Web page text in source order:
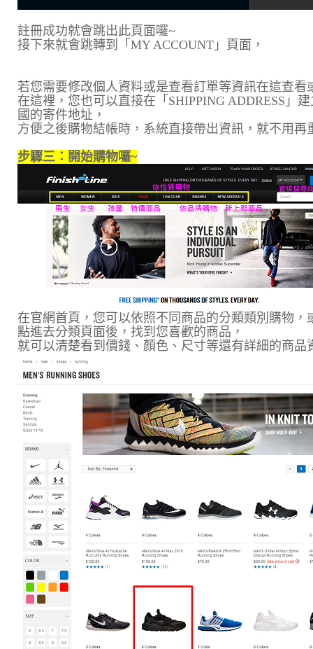
註冊成功就會跳出此頁面囉~
接下來就會跳轉到「MY ACCOUNT」頁面，
若您需要修改個人資料或是查看訂單等資訊在這查看
在這裡，您也可以直接在「SHIPPING ADDRESS」
國的寄件地址，
方便之後購物結帳時，系統直接帶出資訊，就不用再
步驟三：開始購物囉~
在官網首頁，您可以依照不同商品的分類類別購物
點進去分類頁面後，找到您喜歡的商品，
就可以清楚看到價錢、顏色、尺寸等還有詳細的商品